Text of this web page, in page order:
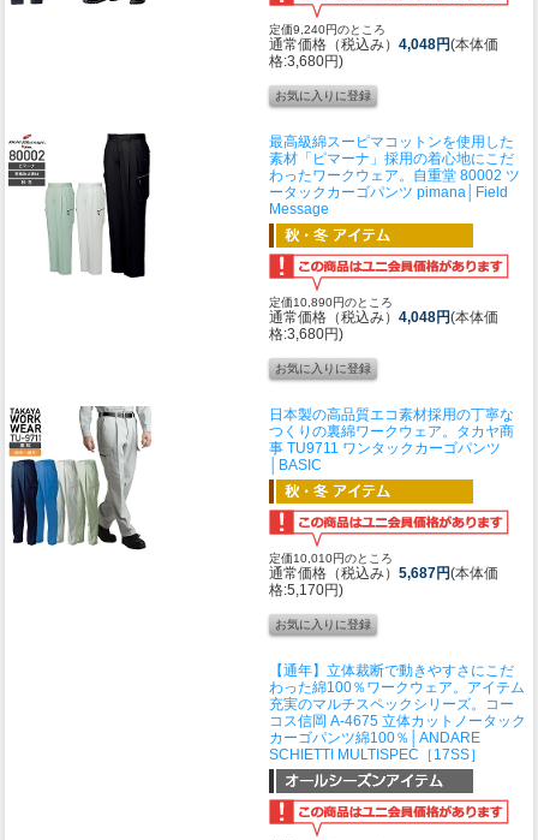
定価9,240円のところ
通常価格（税込み） 4,048円(本体価
格:3,680円)
最高級綿スーピマコットンを使用した
素材「ピマーナ」採用の着心地にこだ
わったワークウェア。 自重堂 80002 ツ
ータックカーゴパンツ pimana│Field
Message
定価10,890円のところ
通常価格（税込み） 4,048円(本体価
格:3,680円)
日本製の高品質エコ素材採用の丁寧な
つくりの裏綿ワークウェア。 タカヤ商
事 TU9711 ワンタックカーゴパンツ
│BASIC
定価10,010円のところ
通常価格（税込み） 5,687円(本体価
格:5,170円)
【通年】立体裁断で動きやすさにこだ
わった綿100％ワークウェア。アイテム
充実のマルチスペックシリーズ。 コー
コス信岡 A-4675 立体カットノータック
カーゴパンツ綿100％│ANDARE
SCHIETTI MULTISPEC［17SS］